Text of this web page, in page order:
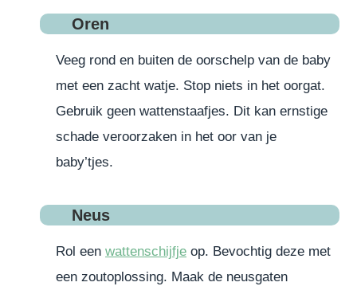
Oren
Veeg rond en buiten de oorschelp van de baby
met een zacht watje. Stop niets in het oorgat.
Gebruik geen wattenstaafjes. Dit kan ernstige
schade veroorzaken in het oor van je
baby’tjes.
Neus
Rol een wattenschijfje op. Bevochtig deze met
een zoutoplossing. Maak de neusgaten